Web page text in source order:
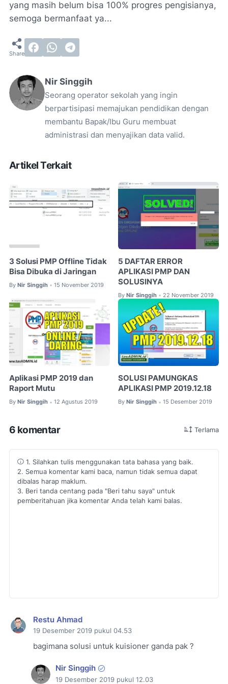
yang masih belum bisa 100% progres pengisianya,
semoga bermanfaat ya...
Nir Singgih
Seorang operator sekolah yang ingin
berpartisipasi memajukan pendidikan dengan
membantu Bapak/Ibu Guru membuat
administrasi dan menyajikan data valid.
Artikel Terkait
3 Solusi PMP Offline Tidak
Bisa Dibuka di Jaringan
By Nir Singgih • 15 November 2019
5 DAFTAR ERROR
APLIKASI PMP DAN
SOLUSINYA
By Nir Singgih • 22 November 2019
Aplikasi PMP 2019 dan
Raport Mutu
By Nir Singgih • 12 Agustus 2019
SOLUSI PAMUNGKAS
APLIKASI PMP 2019.12.18
By Nir Singgih • 15 Desember 2019
6 komentar Terlama
1. Silahkan tulis menggunakan tata bahasa yang baik.
2. Semua komentar kami baca, namun tidak semua dapat
dibalas harap maklum.
3. Beri tanda centang pada "Beri tahu saya" untuk
pemberitahuan jika komentar Anda telah kami balas.
Restu Ahmad
19 Desember 2019 pukul 04.53
bagimana solusi untuk kuisioner ganda pak ?
Nir Singgih
19 Desember 2019 pukul 12.03